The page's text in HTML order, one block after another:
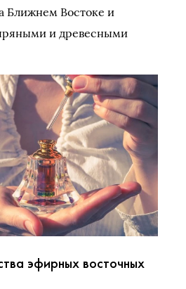
Ближнем Востоке и
и древесными
эфирных восточных